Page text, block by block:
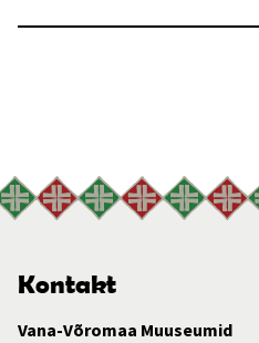
Kontakt
Vana-Võromaa Muuseumid